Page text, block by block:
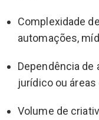
Complexidade
automações,
Dependência de
jurídico ou
Volume de